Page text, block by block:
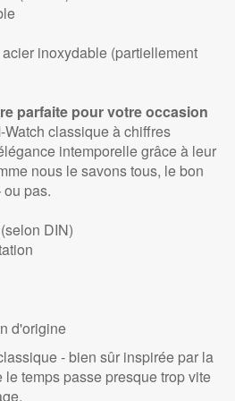
inoxydable (partiellement
parfaite pour votre occasion
classique à chiffres
intemporelle grâce à leur
nous le savons tous, le bon
pas.
DIN)
d'origine
- bien sûr inspirée par la
temps passe presque trop vite